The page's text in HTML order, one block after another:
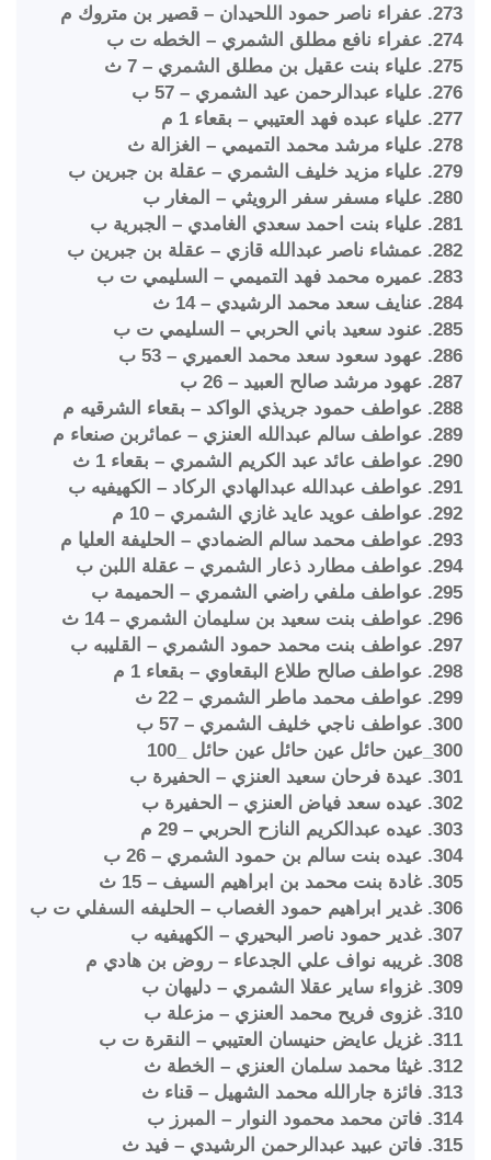
273. عفراء ناصر حمود اللحيدان – قصير بن متروك م
274. عفراء نافع مطلق الشمري – الخطه ت ب
275. علياء بنت عقيل بن مطلق الشمري – 7 ث
276. علياء عبدالرحمن عيد الشمري – 57 ب
277. علياء عبده فهد العتيبي – بقعاء 1 م
278. علياء مرشد محمد التميمي – الغزالة ث
279. علياء مزيد خليف الشمري – عقلة بن جبرين ب
280. علياء مسفر سفر الرويثي – المغار ب
281. علياء بنت احمد سعدي الغامدي – الجبرية ب
282. عمشاء ناصر عبدالله قازي – عقلة بن جبرين ب
283. عميره محمد فهد التميمي – السليمي ت ب
284. عنايف سعد محمد الرشيدي – 14 ث
285. عنود سعيد باني الحربي – السليمي ت ب
286. عهود سعود سعد محمد العميري – 53 ب
287. عهود مرشد صالح العبيد – 26 ب
288. عواطف حمود جريذي الواكد – بقعاء الشرقيه م
289. عواطف سالم عبدالله العنزي – عمائربن صنعاء م
290. عواطف عائد عبد الكريم الشمري – بقعاء 1 ث
291. عواطف عبدالله عبدالهادي الركاد – الكهيفيه ب
292. عواطف عويد عايد غازي الشمري – 10 م
293. عواطف محمد سالم الضمادي – الحليفة العليا م
294. عواطف مطارد ذعار الشمري – عقلة اللبن ب
295. عواطف ملفي راضي الشمري – الحميمة ب
296. عواطف بنت سعيد بن سليمان الشمري – 14 ث
297. عواطف بنت محمد حمود الشمري – القليبه ب
298. عواطف صالح طلاع البقعاوي – بقعاء 1 م
299. عواطف محمد ماطر الشمري – 22 ث
300. عواطف ناجي خليف الشمري – 57 ب
300_عين حائل عين حائل عين حائل _100
301. عيدة فرحان سعيد العنزي – الحفيرة ب
302. عيده سعد فياض العنزي – الحفيرة ب
303. عيده عبدالكريم النازح الحربي – 29 م
304. عيده بنت سالم بن حمود الشمري – 26 ب
305. غادة بنت محمد بن ابراهيم السيف – 15 ث
306. غدير ابراهيم حمود الغصاب – الحليفه السفلي ت ب
307. غدير حمود ناصر البحيري – الكهيفيه ب
308. غريبه نواف علي الجدعاء – روض بن هادي م
309. غزواء ساير عقلا الشمري – دليهان ب
310. غزوى فريح محمد العنزي – مزعلة ب
311. غزيل عايض حنيسان العتيبي – النقرة ت ب
312. غيثا محمد سلمان العنزي – الخطة ث
313. فائزة جارالله محمد الشهيل – قناء ث
314. فاتن محمد محمود النوار – المبرز ب
315. فاتن عبيد عبدالرحمن الرشيدي – فيد ث